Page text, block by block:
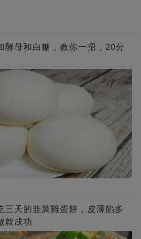
酵母和白糖，教你一招，20分
三天的韭菜雞蛋餅，皮薄餡多
就成功